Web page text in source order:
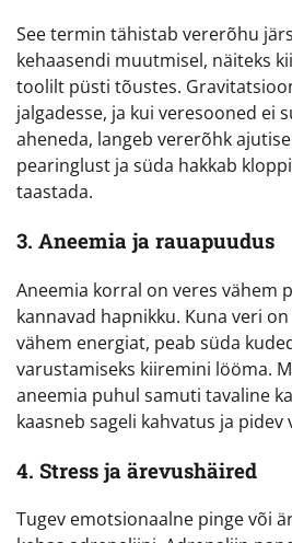
See termin tähistab vererõhu
kehaasendi muutmisel, näiteks
toolilt püsti tõustes.
jalgadesse, ja kui veresooned ei
aheneda, langeb vererõhk
pearinglust ja süda hakkab
taastada.
3. Aneemia ja rauapuudus
Aneemia korral on veres vähem
kannavad hapnikku. Kuna veri
vähem energiat, peab süda
varustamiseks kiiremini lööma.
aneemia puhul samuti tavaline
kaasneb sageli kahvatus ja pidev
4. Stress ja ärevushäired
Tugev emotsionaalne pinge või